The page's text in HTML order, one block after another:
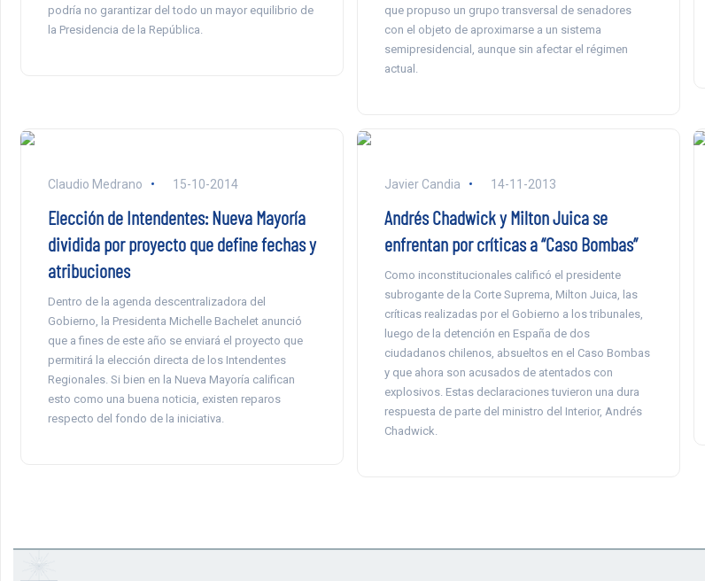
podría no garantizar del todo un mayor equilibrio de
la Presidencia de la República.
que propuso un grupo transversal de senadores
con el objeto de aproximarse a un sistema
semipresidencial, aunque sin afectar el régimen
actual.
Claudio Medrano 15-10-2014
Elección de Intendentes: Nueva Mayoría
dividida por proyecto que define fechas y
atribuciones
Dentro de la agenda descentralizadora del
Gobierno, la Presidenta Michelle Bachelet anunció
que a fines de este año se enviará el proyecto que
permitirá la elección directa de los Intendentes
Regionales. Si bien en la Nueva Mayoría califican
esto como una buena noticia, existen reparos
respecto del fondo de la iniciativa.
Javier Candia 14-11-2013
Andrés Chadwick y Milton Juica se
enfrentan por críticas a “Caso Bombas”
Como inconstitucionales calificó el presidente
subrogante de la Corte Suprema, Milton Juica, las
críticas realizadas por el Gobierno a los tribunales,
luego de la detención en España de dos
ciudadanos chilenos, absueltos en el Caso Bombas
y que ahora son acusados de atentados con
explosivos. Estas declaraciones tuvieron una dura
respuesta de parte del ministro del Interior, Andrés
Chadwick.